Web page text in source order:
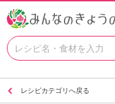
レシピカテゴリへ戻る